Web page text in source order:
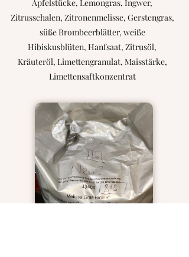
Apfelstücke, Lemongras, Ingwer,
Zitrusschalen, Zitronenmelisse, Gerstengras,
süße Brombeerblätter, weiße
Hibiskusblüten, Hanfsaat, Zitrusöl,
Kräuteröl, Limettengranulat, Maisstärke,
Limettensaftkonzentrat